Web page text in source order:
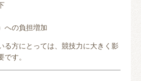
への負担増加
る方にとっては、競技力に大きく影
す。